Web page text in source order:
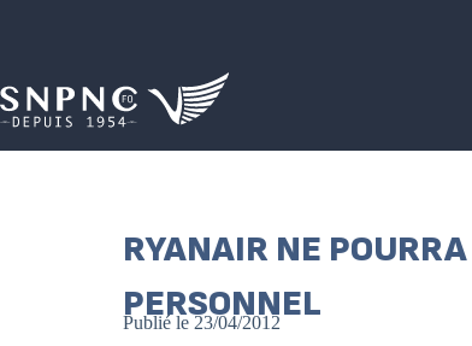
RYANAIR NE
PERSONNEL
Publié le 23/04/2012